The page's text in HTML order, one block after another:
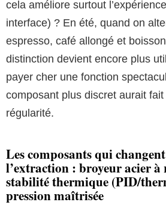
cela améliore surtout
interface) ? En été, quand on
espresso, café allongé et
distinction devient encore plus
payer cher une fonction
composant plus discret aurait
régularité.
Les composants qui
l’extraction : broyeur acier à
stabilité thermique (PID/
pression maîtrisée